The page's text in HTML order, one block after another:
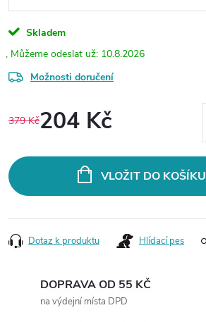
Skladem
10.8.2026
Možnosti doručení
379 Kč204 Kč
VLOŽIT DO KOŠÍKU
Dotaz k produktu Hlídací pes
DOPRAVA OD 55 KČ
na výdejní místa DPD